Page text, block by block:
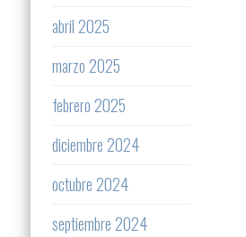
abril 2025
marzo 2025
febrero 2025
diciembre 2024
octubre 2024
septiembre 2024